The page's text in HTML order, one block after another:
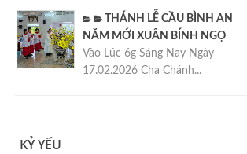
THÁNH LỄ CẦU BÌNH AN
NĂM MỚI XUÂN BÍNH NGỌ
Vào Lúc 6g Sáng Nay Ngày
17.02.2026 Cha Chánh...
KỶ YẾU